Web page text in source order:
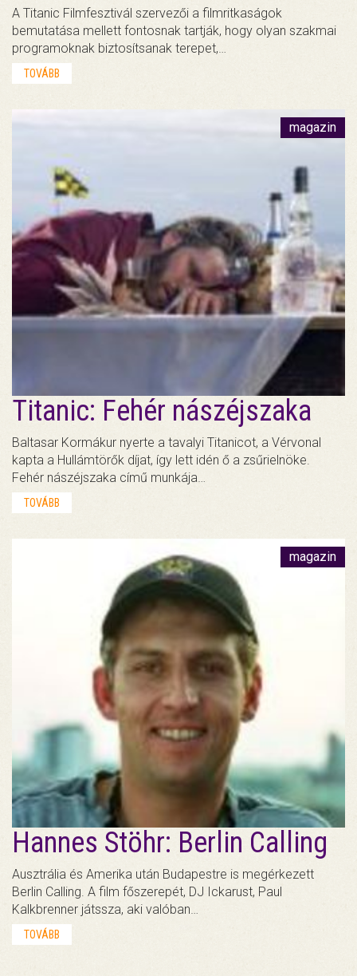
A Titanic Filmfesztivál szervezői a filmritkaságok
bemutatása mellett fontosnak tartják, hogy olyan szakmai
programoknak biztosítsanak terepet,…
TOVÁBB
magazin
Titanic: Fehér nászéjszaka
Baltasar Kormákur nyerte a tavalyi Titanicot, a Vérvonal
kapta a Hullámtörők díjat, így lett idén ő a zsűrielnöke.
Fehér nászéjszaka című munkája…
TOVÁBB
magazin
Hannes Stöhr: Berlin Calling
Ausztrália és Amerika után Budapestre is megérkezett
Berlin Calling. A film főszerepét, DJ Ickarust, Paul
Kalkbrenner játssza, aki valóban…
TOVÁBB